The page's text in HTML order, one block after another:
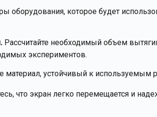
оборудования, которое будет
Рассчитайте необходимый объем
экспериментов.
материал, устойчивый к используемым
что экран легко перемещается и